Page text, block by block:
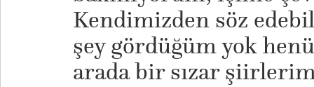
Kendimizden söz
şey gördüğüm yok
arada bir sızar